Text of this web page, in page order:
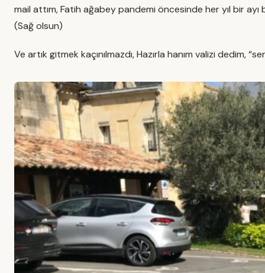
mail attım, Fatih ağabey pandemi öncesinde her yıl bir
(Sağ olsun)
Ve artık gitmek kaçınılmazdı, Hazırla hanım valizi dedim,